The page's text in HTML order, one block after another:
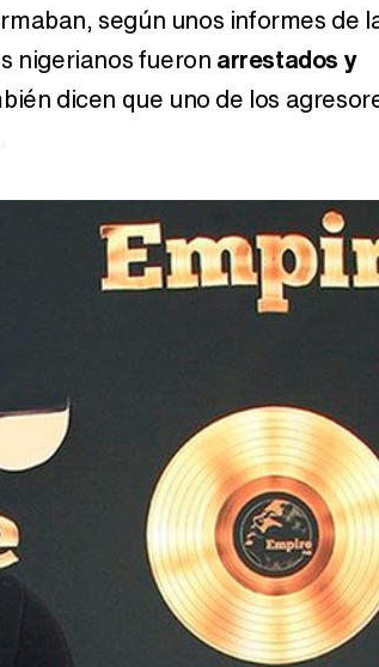
Manu Baqueiro: "Tuve como referente a Bruce Willis en 'Luz de Luna' para mi trabajo en la serie 'Perdiendo el juicio'"
Magdalena de Suecia responde a las críticas y explica por qué le han permitido lanzar su propio negocio
según unos informes de
nigerianos fueron arrestados y
dicen que uno de los